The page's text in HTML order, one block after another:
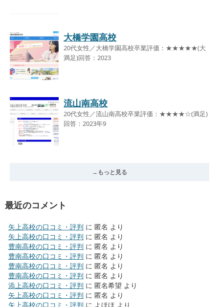
大橋学園高校
20代女性／大橋学園高校卒業評価：★★★★★(大
満足)回答：2023
流山南高校
20代女性／流山南高校卒業評価：★★★★☆(満足)
回答：2023年9
→もっと見る
最近のコメント
矢上高校の口コミ・評判 に 匿名 より
矢上高校の口コミ・評判 に 匿名 より
豊南高校の口コミ・評判 に 匿名 より
豊南高校の口コミ・評判 に 匿名 より
豊南高校の口コミ・評判 に 匿名 より
豊南高校の口コミ・評判 に 匿名 より
添上高校の口コミ・評判 に 匿名希望 より
矢上高校の口コミ・評判 に 匿名 より
矢上高校の口コミ・評判 に よほほ より